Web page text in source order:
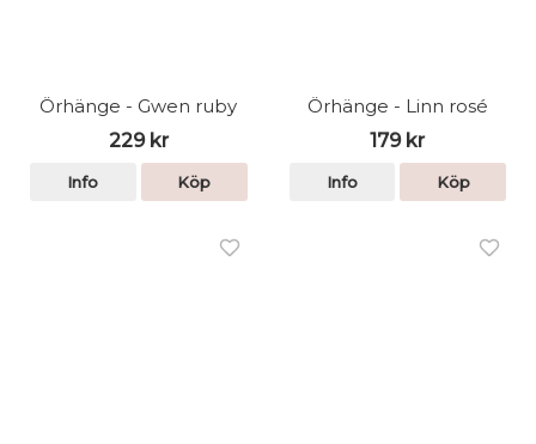
Örhänge - Gwen ruby
229 kr
Info Köp
Örhänge - Linn rosé
179 kr
Info Köp